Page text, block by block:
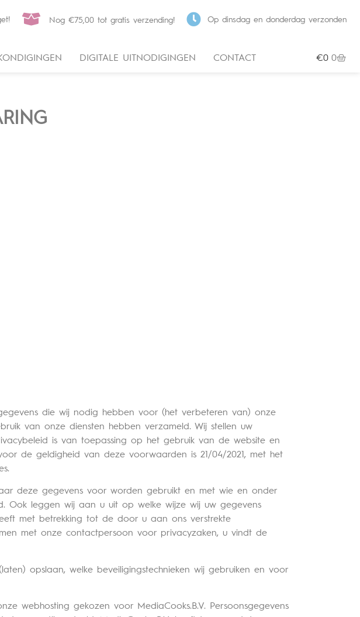
Nog €75,00tot gratis verzending! Op dinsdag en donderdag verzonden
DIGITALE UITNODIGINGEN CONTACT €0 0
die wij nodig hebben voor (het verbeteren van) onze
van onze diensten hebben verzameld. Wij stellen uw
is van toepassing op het gebruik van de website en
de geldigheid van deze voorwaarden is 21/04/2021, met het
deze gegevens voor worden gebruikt en met wie en onder
Ook leggen wij aan u uit op welke wijze wij uw gegevens
met betrekking tot de door u aan ons verstrekte
met onze contactpersoon voor privacyzaken, u vindt de
opslaan, welke beveiligingstechnieken wij gebruiken en voor
webhosting gekozen voor MediaCooks.B.V. Persoonsgegevens